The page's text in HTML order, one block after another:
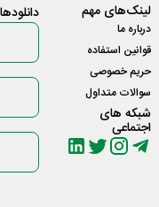
لینک‌های مهم
درباره ما
قوانین استفاده
حریم خصوصی
سوالات متداول
شبکه های
اجتماعی
دانلود‌ها